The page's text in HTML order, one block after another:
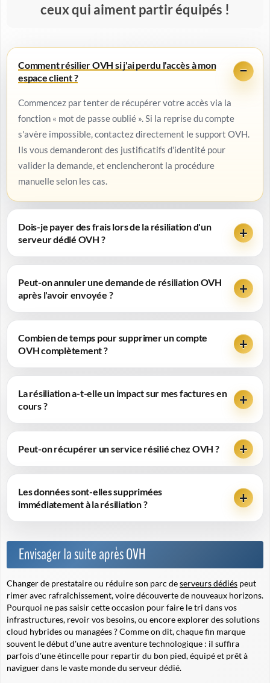
ceux qui aiment partir équipés !
Comment résilier OVH si j'ai perdu l'accès à mon
espace client ?
Commencez par tenter de récupérer votre accès via la
fonction « mot de passe oublié ». Si la reprise du compte
s'avère impossible, contactez directement le support OVH.
Ils vous demanderont des justificatifs d'identité pour
valider la demande, et enclencheront la procédure
manuelle selon les cas.
Dois-je payer des frais lors de la résiliation d'un
serveur dédié OVH ?
Peut-on annuler une demande de résiliation OVH
après l'avoir envoyée ?
Combien de temps pour supprimer un compte
OVH complètement ?
La résiliation a-t-elle un impact sur mes factures en
cours ?
Peut-on récupérer un service résilié chez OVH ?
Les données sont-elles supprimées
immédiatement à la résiliation ?
Envisager la suite après OVH
Changer de prestataire ou réduire son parc deserveurs dédiés peut
rimer avec rafraîchissement, voire découverte de nouveaux horizons.
Pourquoi ne pas saisir cette occasion pour faire le tri dans vos
infrastructures, revoir vos besoins, ou encore explorer des solutions
cloud hybrides ou managées ? Comme on dit, chaque fin marque
souvent le début d'une autre aventure technologique : il suffira
parfois d'une étincelle pour repartir du bon pied, équipé et prêt à
naviguer dans le vaste monde du serveur dédié.